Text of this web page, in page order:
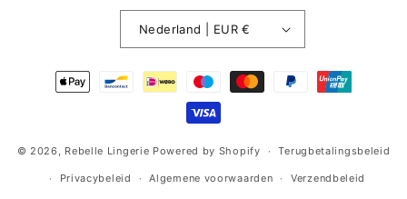
Nederland | EUR €
Betaalmethoden
© 2026, Rebelle Lingerie Powered by Shopify Terugbetalingsbeleid
Privacybeleid Algemene voorwaarden Verzendbeleid